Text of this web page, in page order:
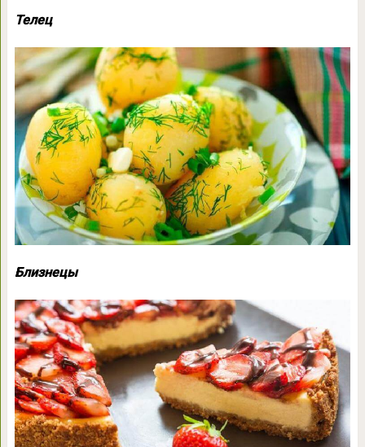
Телец
Близнецы